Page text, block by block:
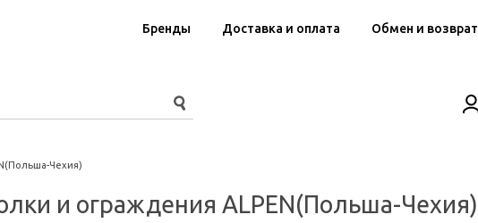
Бренды Доставка и оплата Обмен и возврат
Чехия)
и ограждения ALPEN(Польша-Чехия)